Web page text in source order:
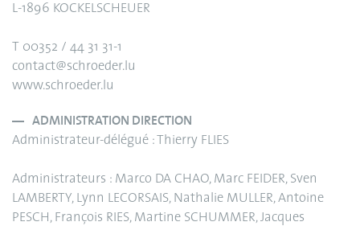
L-1896 KOCKELSCHEUER
T 00352 / 44 31 31-1
contact@schroeder.lu
www.schroeder.lu
ADMINISTRATION DIRECTION
Administrateur-délégué : Thierry FLIES
Administrateurs : Marco DA CHAO, Marc FEIDER, Sven
LAMBERTY, Lynn LECORSAIS, Nathalie MULLER, Antoine
PESCH, François RIES, Martine SCHUMMER, Jacques